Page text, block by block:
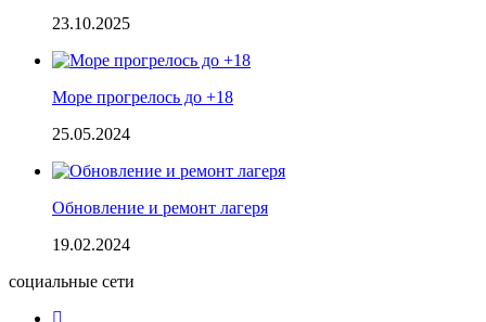
23.10.2025
Море прогрелось до +18
25.05.2024
Обновление и ремонт лагеря
19.02.2024
социальные сети